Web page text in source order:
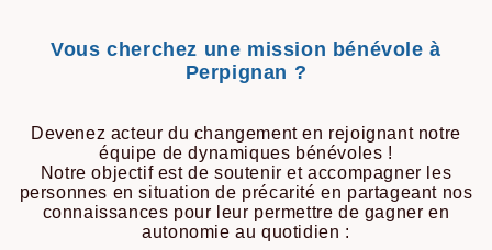
Vous cherchez une mission bénévole à
Perpignan ?
Devenez acteur du changement en rejoignant notre
équipe de dynamiques bénévoles !
Notre objectif est de soutenir et accompagner les
personnes en situation de précarité en partageant nos
connaissances pour leur permettre de gagner en
autonomie au quotidien :